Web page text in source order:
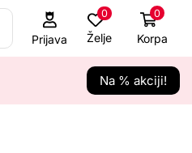
Prijava
0
Želje
0
Korpa
Na % akciji!